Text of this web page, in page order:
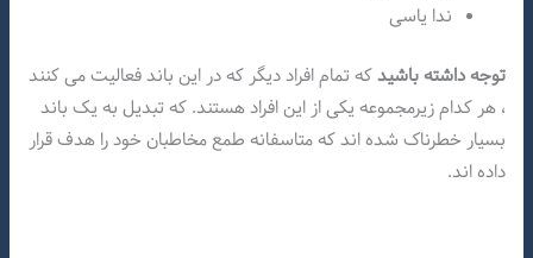
ندا یاسی
توجه داشته باشیدکه تمام افراد دیگر که در این باند فعالیت می کنند
، هر کدام زیرمجموعه یکی از این افراد هستند. که تبدیل به یک باند
بسیار خطرناک شده اند که متاسفانه طمع مخاطبان خود را هدف قرار
داده اند.